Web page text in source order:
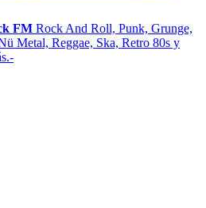
FM Rock And Roll, Punk, Grunge,
Metal, Reggae, Ska, Retro 80s y